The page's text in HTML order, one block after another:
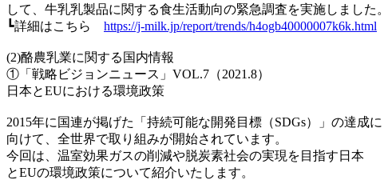
して、牛乳乳製品に関する食生活動向の緊急調査を実施しました。
┗詳細はこちら https://j-milk.jp/report/trends/h4ogb40000007k6k.html
(2)酪農乳業に関する国内情報
①「戦略ビジョンニュース」VOL.7（2021.8）
日本とEUにおける環境政策
2015年に国連が掲げた「持続可能な開発目標（SDGs）」の達成に
向けて、全世界で取り組みが開始されています。
今回は、温室効果ガスの削減や脱炭素社会の実現を目指す日本
とEUの環境政策について紹介いたします。